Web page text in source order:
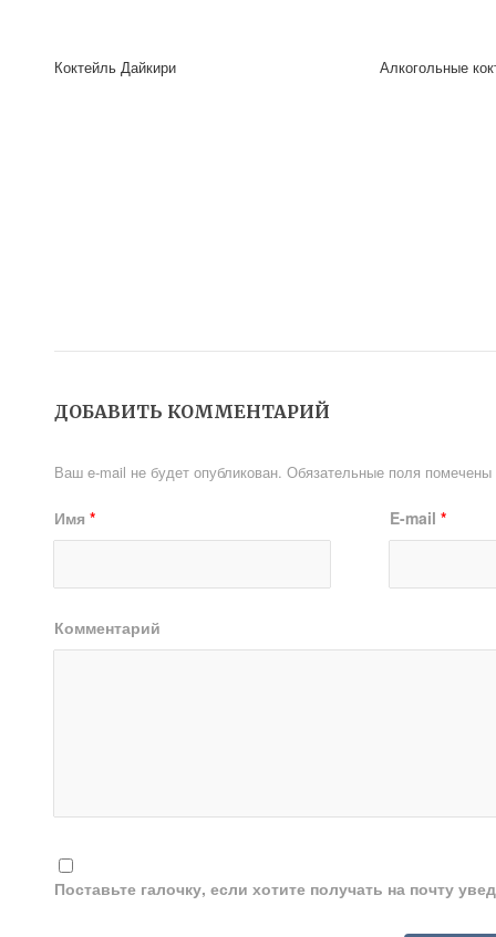
Коктейль Дайкири Алкогольные
ДОБАВИТЬ КОММЕНТАРИЙ
Ваш e-mail не будет опубликован. Обязательные поля помечены
Имя * E-mail *
Комментарий
Поставьте галочку, если хотите получать на почту